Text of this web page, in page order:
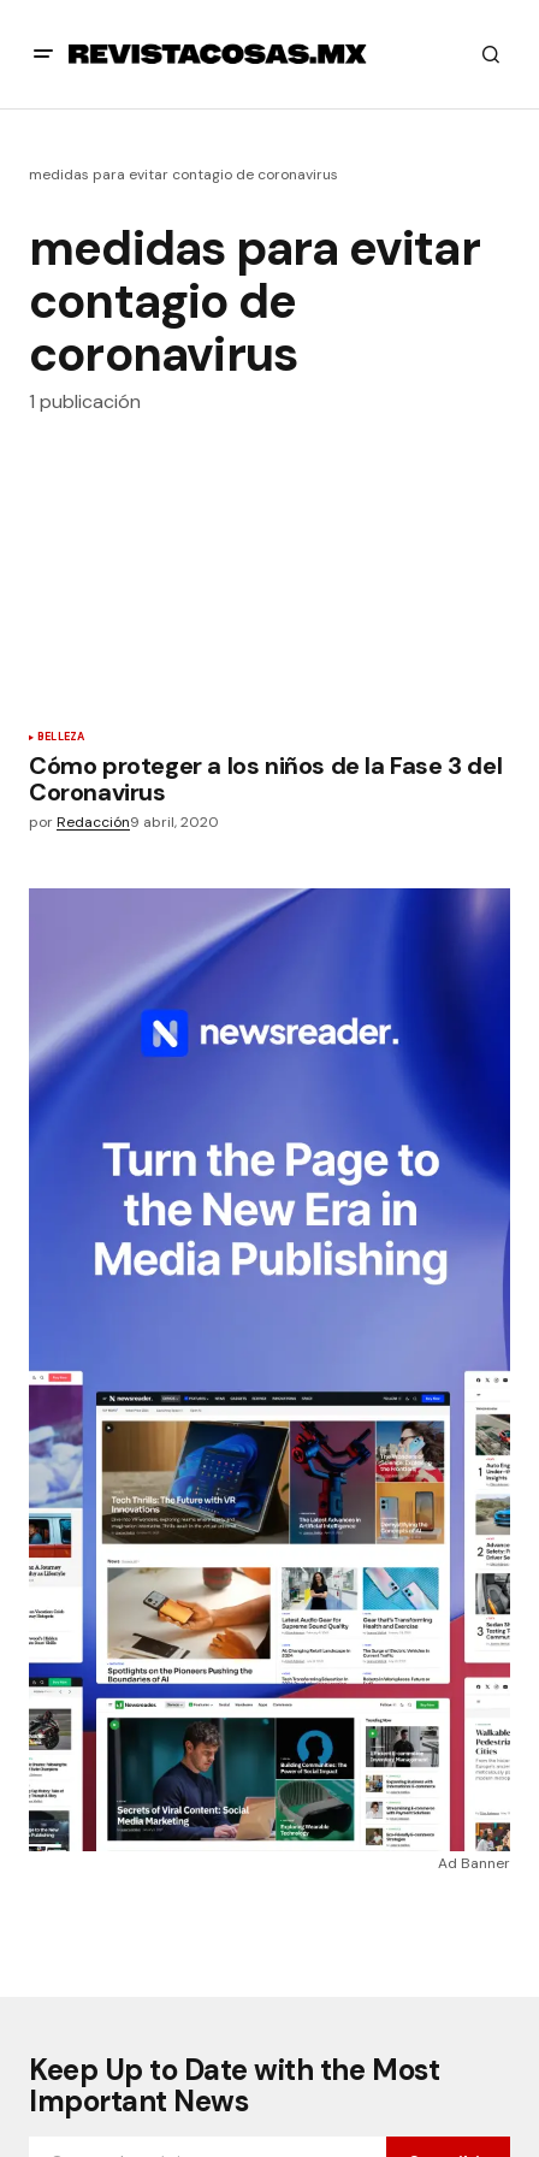
medidas para evitar contagio de coronavirus
medidas para evitar
contagio de
coronavirus
1 publicación
BELLEZA
Cómo proteger a los niños de la Fase 3 del
Coronavirus
porRedacción9 abril, 2020
Ad Banner
Keep Up to Date with the Most
Important News